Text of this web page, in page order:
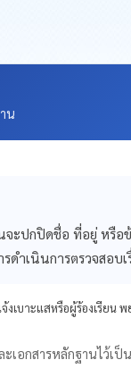
น
ะปกปิดชื่อ ที่อยู่ หรื
เนินการตรวจสอบเ
เบาะแสหรือผู้ร้องเรีย
อกสารหลักฐานไว้เ